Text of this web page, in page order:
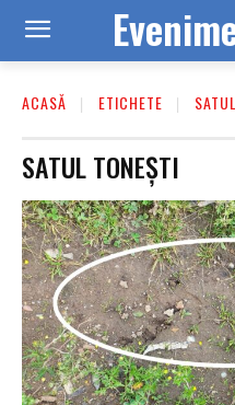
ACASĂ ETICHETE
SATUL TONEȘTI